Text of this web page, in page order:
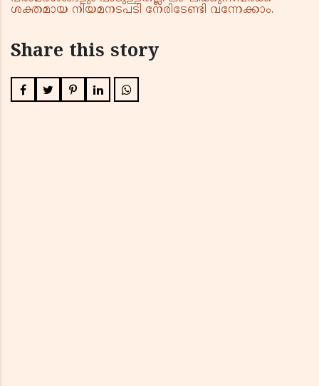
ശക്തമായ നിയമനടപടി നേരിടേണ്ടി വന്നേക്കാം.
Share this story